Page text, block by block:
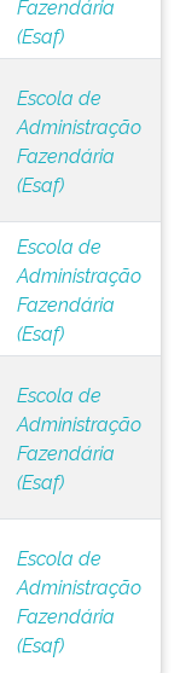
Fazendária
(Esaf)
Escola de
Administração
Fazendária
(Esaf)
Escola de
Administração
Fazendária
(Esaf)
Escola de
Administração
Fazendária
(Esaf)
Escola de
Administração
Fazendária
(Esaf)